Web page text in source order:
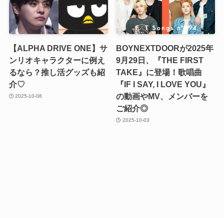
【ALPHA DRIVE ONE】サ
ンリオキャラクターに例え
るなら？推し活グッズも紹
介♡
2025-10-08
BOYNEXTDOORが2025年
9月29日、『THE FIRST
TAKE』に登場！歌唱曲
『IF I SAY, I LOVE YOU』
の動画やMV、メンバーを
ご紹介◎
2025-10-03